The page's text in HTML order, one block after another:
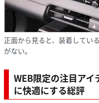
正面から見ると、装着してい
がない。
WEB限定の注目アイ
に快適にする総評